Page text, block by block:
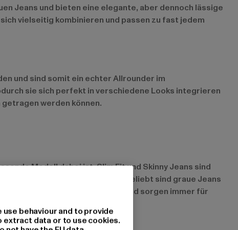
Jeans und bieten eine elegante, aber dennoch lässige
vielseitig kombinieren und passen zu fast jedem
und sind somit ein echter Allrounder im
sie sich perfekt in verschiedene Looks integrieren
werden können.
Modell dabei ist. Slim Fit und Skinny Jeans sind
Silhouette bieten. Besonders beliebt sind graue Jeans
passen sich jedem Look an und sorgen immer für
behaviour and to provide
data or to use cookies.